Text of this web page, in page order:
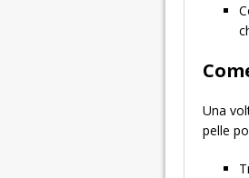
Una
pelle